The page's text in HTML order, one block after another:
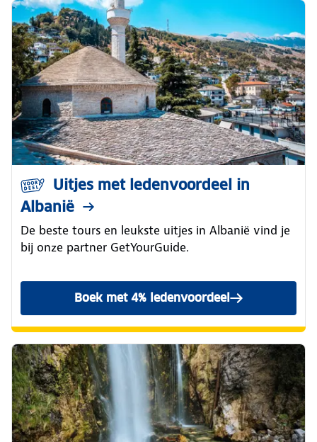
Uitjes met ledenvoordeel in
Albanië
De beste tours en leukste uitjes in Albanië vind je
bij onze partner GetYourGuide.
Boek met 4% ledenvoordeel
GetYourGuide uitjes in